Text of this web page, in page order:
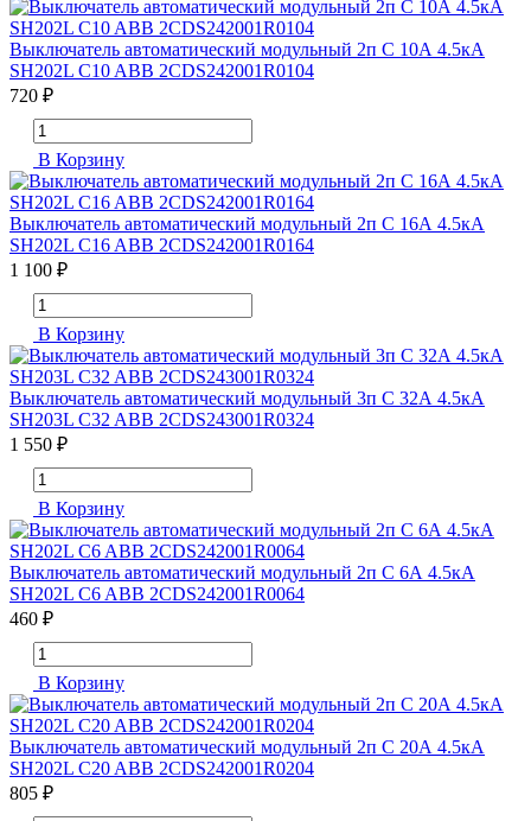
Выключатель автоматический модульный 2п C 10А 4.5кА
SH202L C10 ABB 2CDS242001R0104
720 ₽
В Корзину
Выключатель автоматический модульный 2п C 16А 4.5кА
SH202L C16 ABB 2CDS242001R0164
1 100 ₽
В Корзину
Выключатель автоматический модульный 3п C 32А 4.5кА
SH203L C32 ABB 2CDS243001R0324
1 550 ₽
В Корзину
Выключатель автоматический модульный 2п C 6А 4.5кА
SH202L C6 ABB 2CDS242001R0064
460 ₽
В Корзину
Выключатель автоматический модульный 2п C 20А 4.5кА
SH202L C20 ABB 2CDS242001R0204
805 ₽